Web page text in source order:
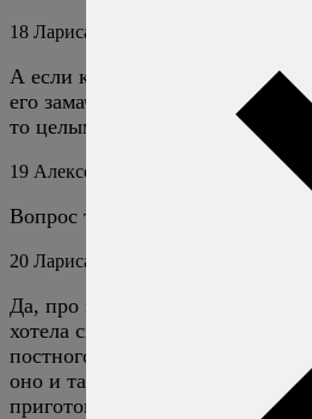
18 Лариса
А если кусок свинины совсем
его замачивать в рассоле перед
то целым куском или лучше
19 Алексей Онегин 9 января 2026
Вопрос точно про этот рецепт?
20 Лариса
Да, про этот) просто
хотела спросить есть ли смысл
постного мяса перед
оно и так будет мягким и
приготовления в соусе?